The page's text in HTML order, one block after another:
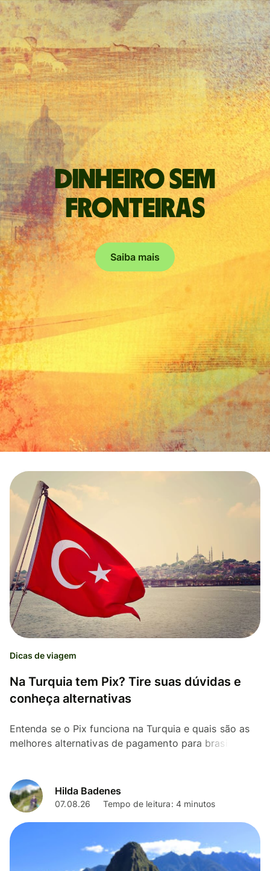
Dinheiro sem
fronteiras
Saiba mais
Dicas de viagem
Na Turquia tem Pix? Tire suas dúvidas e
conheça alternativas
Entenda se o Pix funciona na Turquia e quais são as
melhores alternativas de pagamento para brasileiros
Hilda Badenes
07.08.26 Tempo de leitura: 4 minutos